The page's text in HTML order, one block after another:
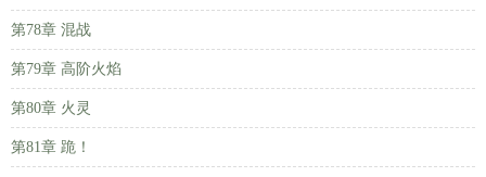
第78章 混战
第79章 高阶火焰
第80章 火灵
第81章 跪！